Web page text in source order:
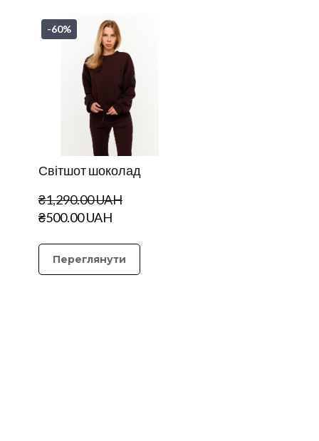
-60%
Світшот шоколад
₴1,290.00 UAH
₴500.00 UAH
Переглянути